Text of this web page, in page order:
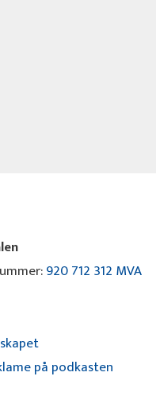
920 712 312 MVA
på podkasten